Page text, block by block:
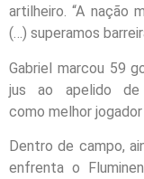
artilheiro. “A nação
(…) superamos
Gabriel marcou 59
jus ao apelido
como melhor jogador
Dentro de campo,
enfrenta o